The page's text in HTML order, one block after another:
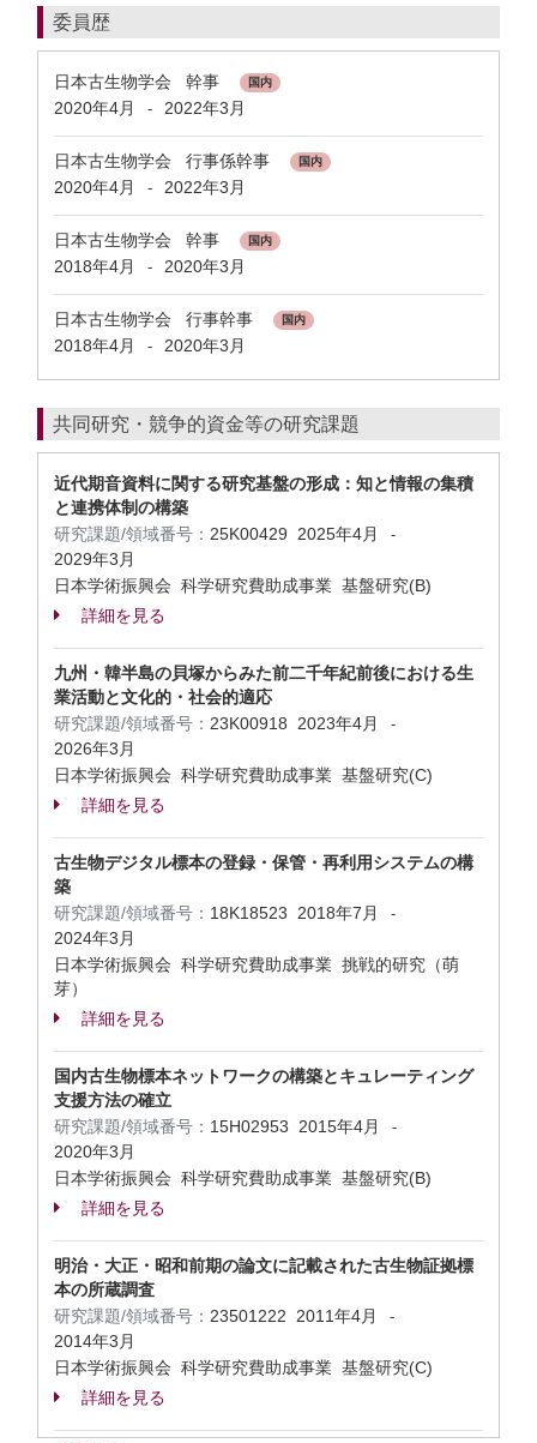
委員歴
日本古生物学会 幹事 国内
2020年4月 - 2022年3月
日本古生物学会 行事係幹事 国内
2020年4月 - 2022年3月
日本古生物学会 幹事 国内
2018年4月 - 2020年3月
日本古生物学会 行事幹事 国内
2018年4月 - 2020年3月
共同研究・競争的資金等の研究課題
近代期音資料に関する研究基盤の形成：知と情報の集積
と連携体制の構築
研究課題/領域番号： 25K00429 2025年4月 -
2029年3月
日本学術振興会 科学研究費助成事業 基盤研究(B)
詳細を見る
九州・韓半島の貝塚からみた前二千年紀前後における生
業活動と文化的・社会的適応
研究課題/領域番号： 23K00918 2023年4月 -
2026年3月
日本学術振興会 科学研究費助成事業 基盤研究(C)
詳細を見る
古生物デジタル標本の登録・保管・再利用システムの構
築
研究課題/領域番号： 18K18523 2018年7月 -
2024年3月
日本学術振興会 科学研究費助成事業 挑戦的研究（萌
芽）
詳細を見る
国内古生物標本ネットワークの構築とキュレーティング
支援方法の確立
研究課題/領域番号： 15H02953 2015年4月 -
2020年3月
日本学術振興会 科学研究費助成事業 基盤研究(B)
詳細を見る
明治・大正・昭和前期の論文に記載された古生物証拠標
本の所蔵調査
研究課題/領域番号： 23501222 2011年4月 -
2014年3月
日本学術振興会 科学研究費助成事業 基盤研究(C)
詳細を見る